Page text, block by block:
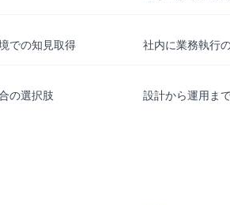
での知見取得 社内に業務執行
の選択肢 設計から運用ま